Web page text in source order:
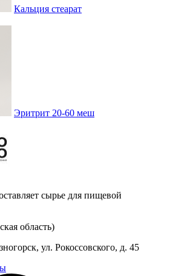
Кальция стеарат
Эритрит 20-60 меш
сырье для пищевой
область)
ул. Рокоссовского, д. 45